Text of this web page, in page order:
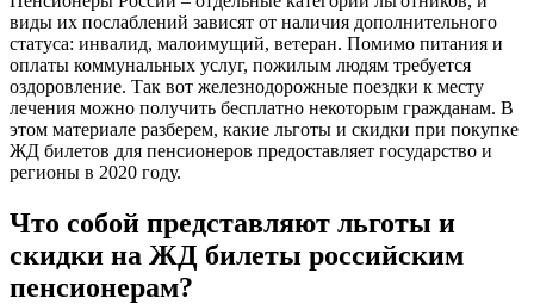
виды их послаблений зависят от наличия дополнительного
статуса: инвалид, малоимущий, ветеран. Помимо питания и
оплаты коммунальных услуг, пожилым людям требуется
оздоровление. Так вот железнодорожные поездки к месту
лечения можно получить бесплатно некоторым гражданам. В
этом материале разберем, какие льготы и скидки при покупке
ЖД билетов для пенсионеров предоставляет государство и
регионы в 2020 году.
Что собой представляют льготы и
скидки на ЖД билеты российским
пенсионерам?